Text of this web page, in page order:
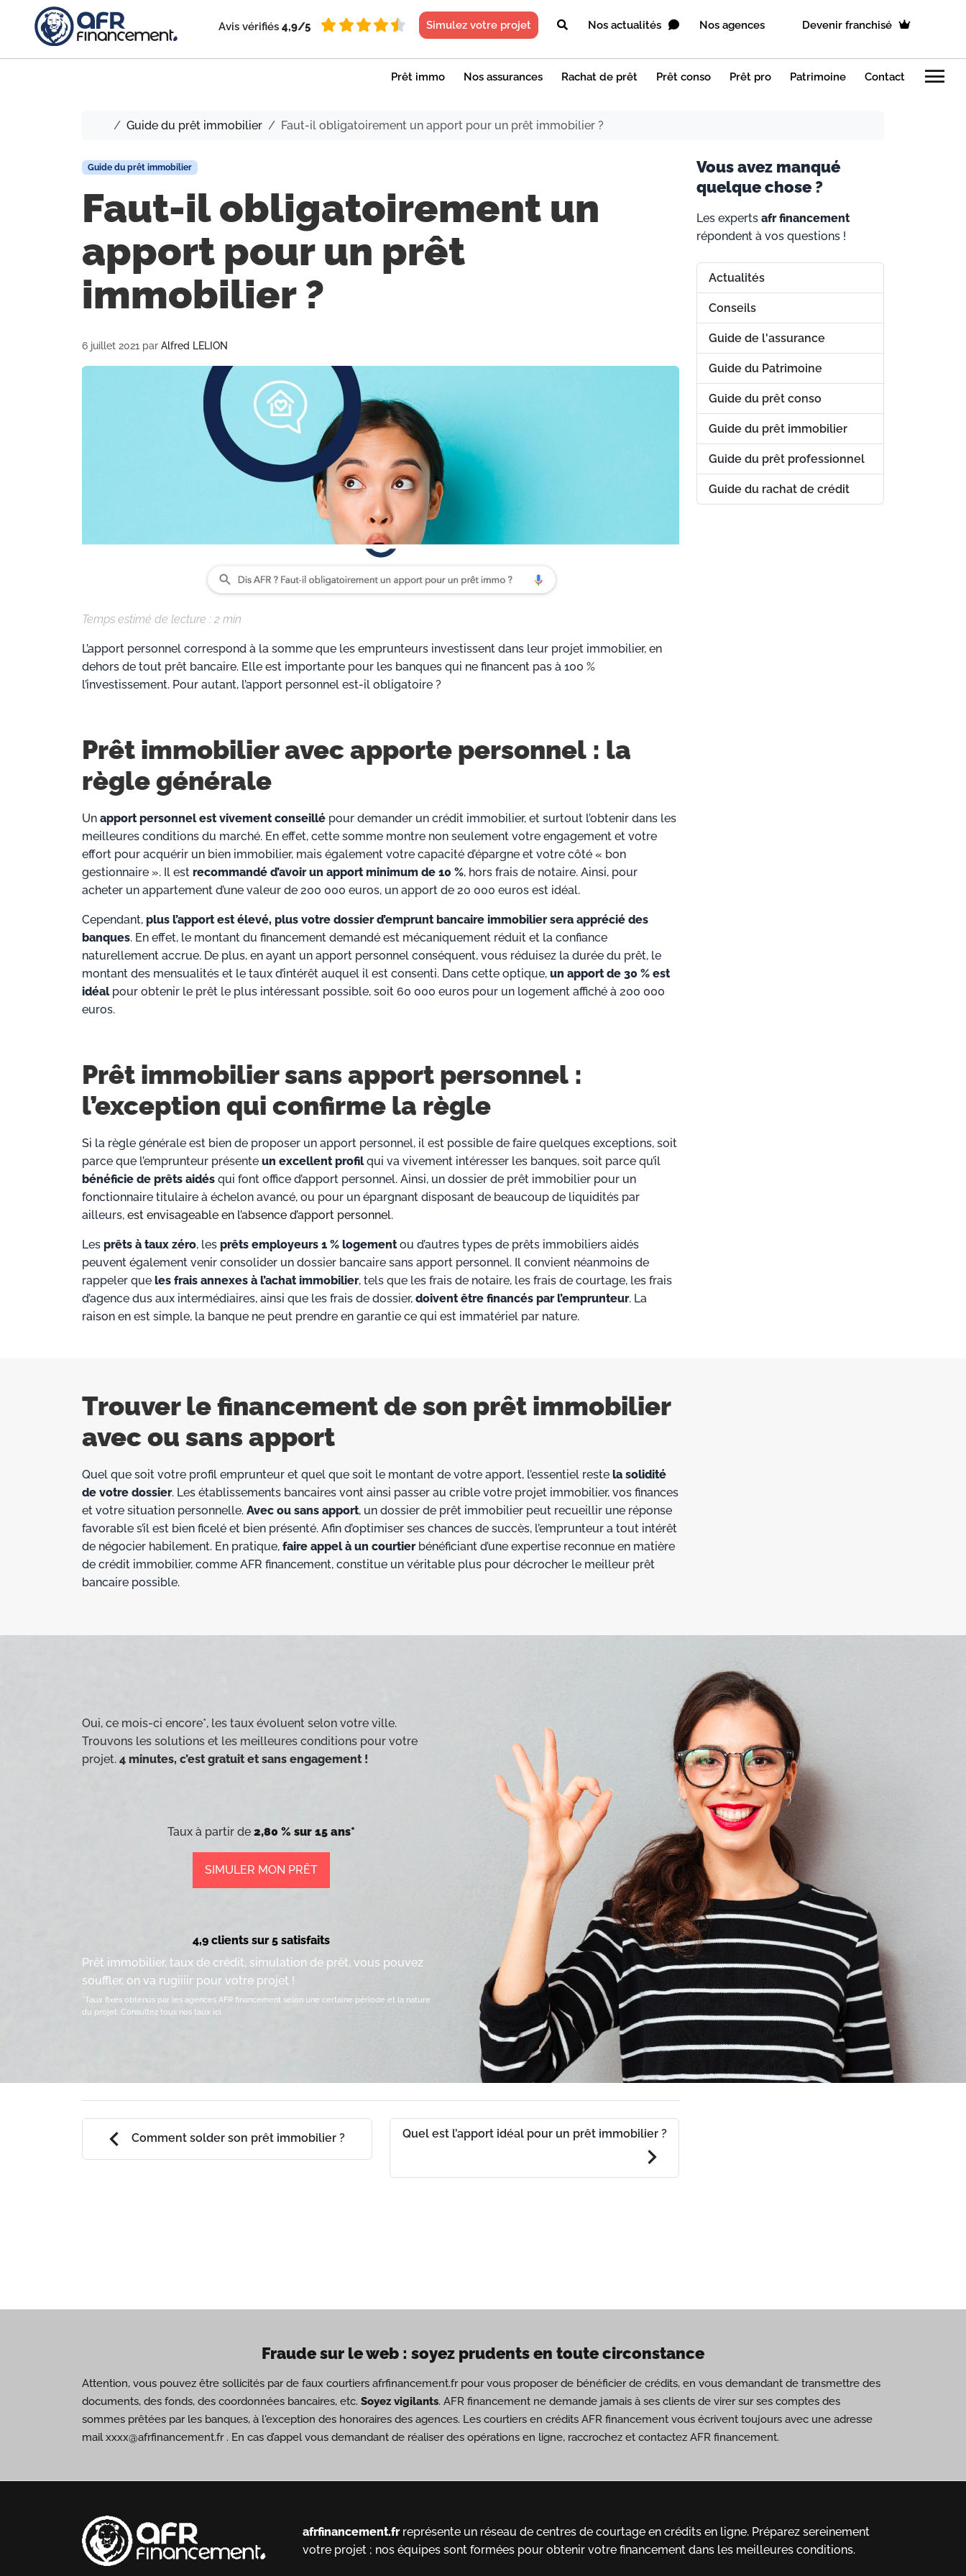
Avis vérifiés 4,9/5 Simulez votre projet Nos actualités Nos agences Devenir franchisé
Prêt immo Nos assurances Rachat de prêt Prêt conso Prêt pro Patrimoine Contact menu
Accueil
Guide du prêt immobilier Faut-il obligatoirement un apport pour un prêt immobilier ?
Guide du prêt immobilier
Faut-il obligatoirement un
apport pour un prêt
immobilier ?
6 juillet 2021 par Alfred LELION
Temps estimé de lecture : 2 min
L’apport personnel correspond à la somme que les emprunteurs investissent dans leur projet immobilier, en
dehors de tout prêt bancaire. Elle est importante pour les banques qui ne financent pas à 100 %
l’investissement. Pour autant, l’apport personnel est-il obligatoire ?
Prêt immobilier avec apporte personnel : la
règle générale
Un apport personnel est vivement conseillé pour demander un crédit immobilier, et surtout l’obtenir dans les
meilleures conditions du marché. En effet, cette somme montre non seulement votre engagement et votre
effort pour acquérir un bien immobilier, mais également votre capacité d’épargne et votre côté « bon
gestionnaire ». Il est recommandé d’avoir un apport minimum de 10 %, hors frais de notaire. Ainsi, pour
acheter un appartement d’une valeur de 200 000 euros, un apport de 20 000 euros est idéal.
Cependant, plus l’apport est élevé, plus votre dossier d’emprunt bancaire immobilier sera apprécié des
banques. En effet, le montant du financement demandé est mécaniquement réduit et la confiance
naturellement accrue. De plus, en ayant un apport personnel conséquent, vous réduisez la durée du prêt, le
montant des mensualités et le taux d’intérêt auquel il est consenti. Dans cette optique, un apport de 30 % est
idéalpour obtenir le prêt le plus intéressant possible, soit 60 000 euros pour un logement affiché à 200 000
euros.
Prêt immobilier sans apport personnel :
l’exception qui confirme la règle
Si la règle générale est bien de proposer un apport personnel, il est possible de faire quelques exceptions, soit
parce que l’emprunteur présente un excellent profilqui va vivement intéresser les banques, soit parce qu’il
bénéficie de prêts aidés qui font office d’apport personnel. Ainsi, un dossier de prêt immobilier pour un
fonctionnaire titulaire à échelon avancé, ou pour un épargnant disposant de beaucoup de liquidités par
ailleurs, est envisageable en l’absence d’apport personnel.
Les prêts à taux zéro, les prêts employeurs 1 % logementou d’autres types de prêts immobiliers aidés
peuvent également venir consolider un dossier bancaire sans apport personnel. Il convient néanmoins de
rappeler que les frais annexes à l’achat immobilier, tels que les frais de notaire, les frais de courtage, les frais
d’agence dus aux intermédiaires, ainsi que les frais de dossier, doivent être financés par l’emprunteur. La
raison en est simple, la banque ne peut prendre en garantie ce qui est immatériel par nature.
Trouver le financement de son prêt immobilier
avec ou sans apport
Quel que soit votre profil emprunteur et quel que soit le montant de votre apport, l’essentiel reste la solidité
de votre dossier. Les établissements bancaires vont ainsi passer au crible votre projet immobilier, vos finances
et votre situation personnelle. Avec ou sans apport, un dossier de prêt immobilier peut recueillir une réponse
favorable s’il est bien ficelé et bien présenté. Afin d’optimiser ses chances de succès, l’emprunteur a tout intérêt
de négocier habilement. En pratique, faire appel à un courtierbénéficiant d’une expertise reconnue en matière
de crédit immobilier, comme AFR financement, constitue un véritable plus pour décrocher le meilleur prêt
bancaire possible.
Oui, ce mois-ci encore*, les taux évoluent selon votre ville.
Trouvons les solutions et les meilleures conditions pour votre
projet. 4 minutes, c’est gratuit et sans engagement !
Taux à partir de 2,80 % sur 15 ans*
SIMULER MON PRÊT
4,9 clients sur 5 satisfaits
Prêt immobilier, taux de crédit, simulation de prêt, vous pouvez
souffler, on va rugiiiir pour votre projet !
*Taux fixes obtenus par les agences AFR financement selon une certaine période et la nature
du projet. Consultez tous nos taux ici.
chevron_left Comment solder son prêt immobilier ? Quel est l’apport idéal pour un prêt immobilier ?
chevron_right
Vous avez manqué
quelque chose ?
Les experts afr financement
répondent à vos questions !
Actualités
Conseils
Guide de l'assurance
Guide du Patrimoine
Guide du prêt conso
Guide du prêt immobilier
Guide du prêt professionnel
Guide du rachat de crédit
Fraude sur le web : soyez prudents en toute circonstance
Attention, vous pouvez être sollicités par de faux courtiers afrfinancement.fr pour vous proposer de bénéficier de crédits, en vous demandant de transmettre des
documents, des fonds, des coordonnées bancaires, etc. Soyez vigilants. AFR financement ne demande jamais à ses clients de virer sur ses comptes des
sommes prêtées par les banques, à l'exception des honoraires des agences. Les courtiers en crédits AFR financement vous écrivent toujours avec une adresse
mail xxxx@afrfinancement.fr . En cas d’appel vous demandant de réaliser des opérations en ligne, raccrochez et contactez AFR financement.
afrfinancement.frreprésente un réseau de centres de courtage en crédits en ligne. Préparez sereinement
votre projet ; nos équipes sont formées pour obtenir votre financement dans les meilleures conditions.